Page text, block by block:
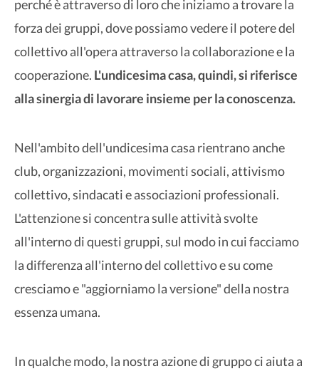
perché è attraverso di loro che iniziamo a trovare la
forza dei gruppi, dove possiamo vedere il potere del
collettivo all'opera attraverso la collaborazione e la
cooperazione. L'undicesima casa, quindi, si riferisce
alla sinergia di lavorare insieme per la conoscenza.
Nell'ambito dell'undicesima casa rientrano anche
club, organizzazioni, movimenti sociali, attivismo
collettivo, sindacati e associazioni professionali.
L'attenzione si concentra sulle attività svolte
all'interno di questi gruppi, sul modo in cui facciamo
la differenza all'interno del collettivo e su come
cresciamo e "aggiorniamo la versione" della nostra
essenza umana.
In qualche modo, la nostra azione di gruppo ci aiuta a